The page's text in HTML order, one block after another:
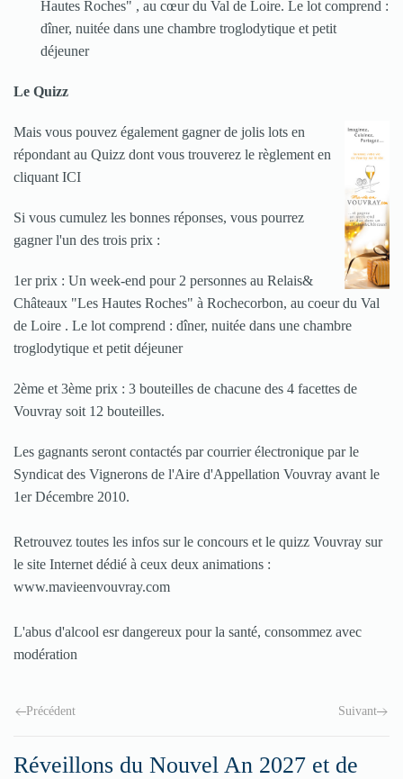
Hautes Roches" , au cœur du Val de Loire. Le lot comprend :
dîner, nuitée dans une chambre troglodytique et petit
déjeuner
Le Quizz
Mais vous pouvez également gagner de jolis lots en
répondant au Quizz dont vous trouverez le règlement en
cliquant ICI
Si vous cumulez les bonnes réponses, vous pourrez
gagner l'un des trois prix :
1er prix : Un week-end pour 2 personnes au Relais&
Châteaux "Les Hautes Roches" à Rochecorbon, au coeur du Val
de Loire . Le lot comprend : dîner, nuitée dans une chambre
troglodytique et petit déjeuner
2ème et 3ème prix : 3 bouteilles de chacune des 4 facettes de
Vouvray soit 12 bouteilles.
Les gagnants seront contactés par courrier électronique par le
Syndicat des Vignerons de l'Aire d'Appellation Vouvray avant le
1er Décembre 2010.
Retrouvez toutes les infos sur le concours et le quizz Vouvray sur
le site Internet dédié à ceux deux animations :
www.mavieenvouvray.com
L'abus d'alcool esr dangereux pour la santé, consommez avec
modération
Précédent Suivant
Réveillons du Nouvel An 2027 et de